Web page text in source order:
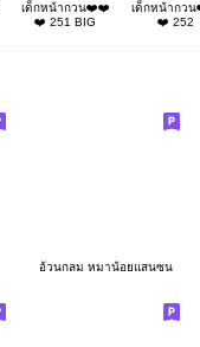
เด็กหน้ากวน❤️❤️
❤️ 251 BIG
เด็กหน้ากว
❤️ 252
อ้วนกลม หมาน้อยแสนซน